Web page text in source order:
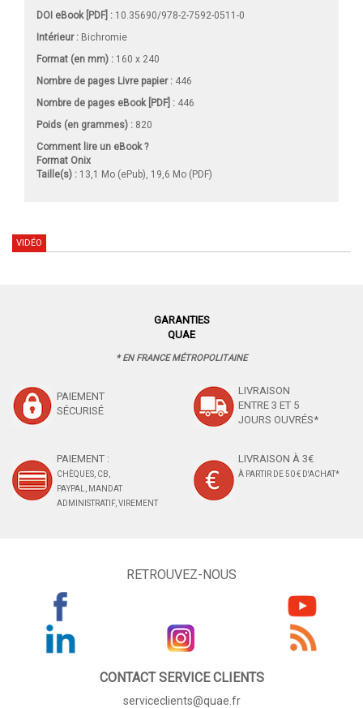
DOI eBook [PDF] : 10.35690/978-2-7592-0511-0
Intérieur : Bichromie
Format (en mm) : 160 x 240
Nombre de pages Livre papier: 446
Nombre de pages eBook [PDF] : 446
Poids (en grammes) : 820
Comment lire un eBook ?
Format Onix
Taille(s) : 13,1 Mo (ePub), 19,6 Mo (PDF)
VIDÉO
GARANTIES
QUAE
* EN FRANCE MÉTROPOLITAINE
PAIEMENT
SÉCURISÉ
LIVRAISON
ENTRE 3 ET 5
JOURS OUVRÉS*
PAIEMENT :
CHÈQUES, CB,
PAYPAL, MANDAT
ADMINISTRATIF, VIREMENT
LIVRAISON À 3€
À PARTIR DE 50 € D'ACHAT*
RETROUVEZ-NOUS
CONTACT SERVICE CLIENTS
serviceclients@quae.fr